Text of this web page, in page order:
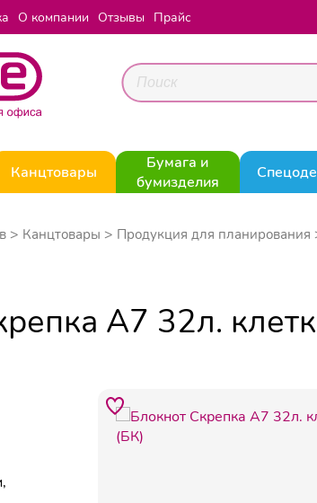
О компании Отзывы Прайс
Канцтовары
Бумага и
бумизделия
Канцтовары Продукция для планирования
А7 32л.